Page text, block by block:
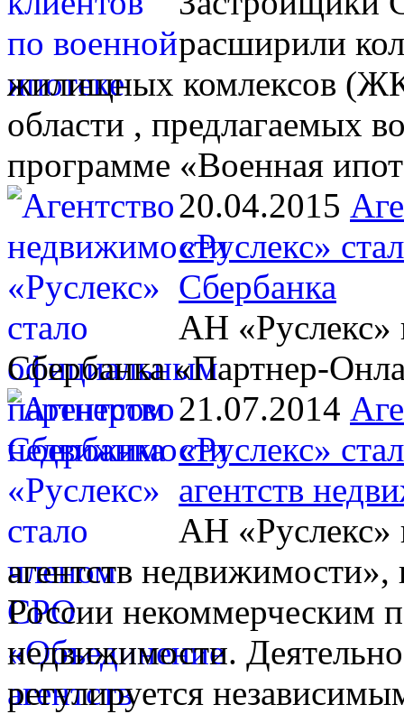
расширили
жилищных комлексов
области , предлагаемых
программе «Военная
20.04.2015
«Руслекс»
Сбербанка
АН «Руслекс»
Сбербанка «Партнер-
21.07.2014
«Руслекс»
агентств
АН «Руслекс»
агентств недвижимости»,
России некоммерческим
недвижимости.
регулируется